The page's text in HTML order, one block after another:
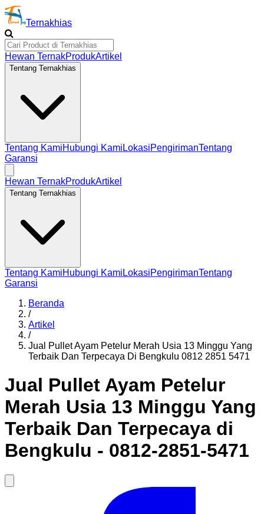
Ternakhias
Hewan TernakProdukArtikel
Tentang Ternakhias
Tentang KamiHubungi Kami LokasiPengirimanTentang
Garansi
Hewan TernakProdukArtikel
Tentang Ternakhias
Tentang KamiHubungi Kami LokasiPengirimanTentang
Garansi
Beranda
/
Artikel
/
Jual Pullet Ayam Petelur Merah Usia 13 Minggu Yang
Terbaik Dan Terpecaya Di Bengkulu 0812 2851 5471
Jual Pullet Ayam Petelur
Merah Usia 13 Minggu Yang
Terbaik Dan Terpecaya di
Bengkulu - 0812-2851-5471